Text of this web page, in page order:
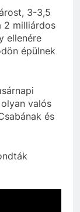
3-3,5
2 milliárdos
ellenére
épülnek
valós
és